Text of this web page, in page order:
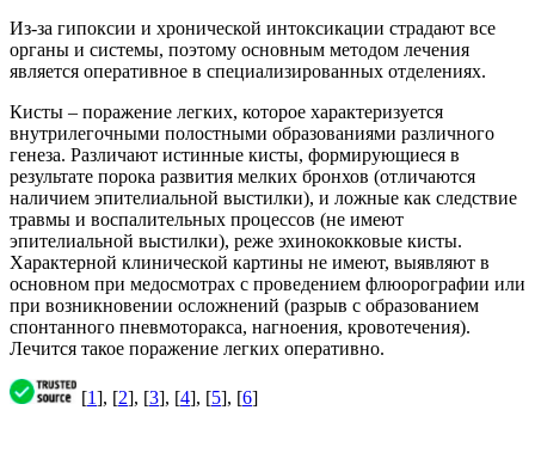
Из-за гипоксии и хронической интоксикации страдают все
органы и системы, поэтому основным методом лечения
является оперативное в специализированных отделениях.
Кисты – поражение легких, которое характеризуется
внутрилегочными полостными образованиями различного
генеза. Различают истинные кисты, формирующиеся в
результате порока развития мелких бронхов (отличаются
наличием эпителиальной выстилки), и ложные как следствие
травмы и воспалительных процессов (не имеют
эпителиальной выстилки), реже эхинококковые кисты.
Характерной клинической картины не имеют, выявляют в
основном при медосмотрах с проведением флюорографии или
при возникновении осложнений (разрыв с образованием
спонтанного пневмоторакса, нагноения, кровотечения).
Лечится такое поражение легких оперативно.
[1], [2], [3], [4], [5], [6]